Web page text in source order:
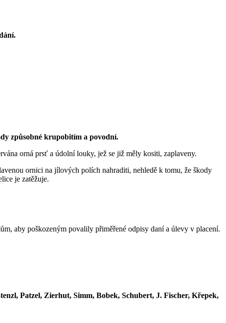
způsobné krupobitím a povodní.
orná prsť a údolní louky, jež se již měly kositi, zaplaveny.
ornici na jílových polích nahraditi, nehledě k tomu, že škody
je zatěžuje.
aby poškozeným povalily přiměřené odpisy daní a úlevy v placení.
Patzel, Zierhut, Simm, Bobek, Schubert, J. Fischer, Křepek,